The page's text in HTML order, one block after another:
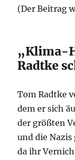
(Der Beitrag
„Klima-
Radtke
Tom Radtke
dem er sich
der größten
und die
da ihr